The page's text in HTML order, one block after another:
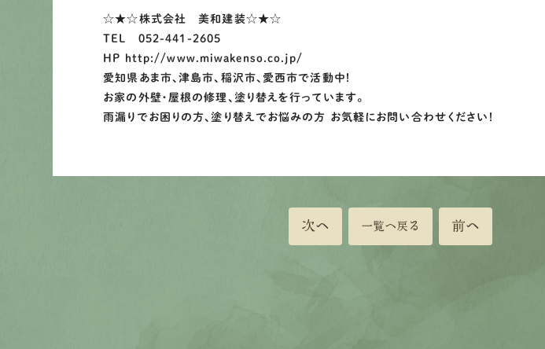
☆★☆株式会社 美和建装☆★☆
TEL 052-441-2605
HP http://www.miwakenso.co.jp/
愛知県あま市、津島市、稲沢市、愛西市で活動中！
お家の外壁・屋根の修理、塗り替えを行っています。
雨漏りでお困りの方、塗り替えでお悩みの方 お気軽にお問い合わせください！
次へ 一覧へ戻る 前へ